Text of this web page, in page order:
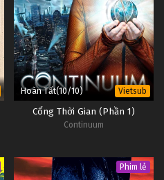
Hoàn Tất(10/10) Vietsub
Cổng Thời Gian (Phần 1)
Continuum
Phim lẻ